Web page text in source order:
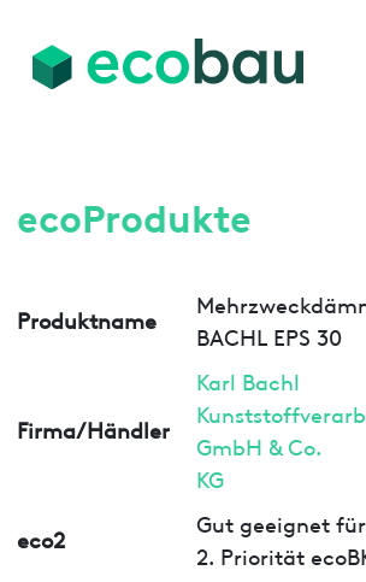
ecoProdukte
Produktname
BACHL EPS 30
Firma/Händler
Karl Bachl
GmbH & Co.
KG
eco2
Gut geeignet
2. Priorität